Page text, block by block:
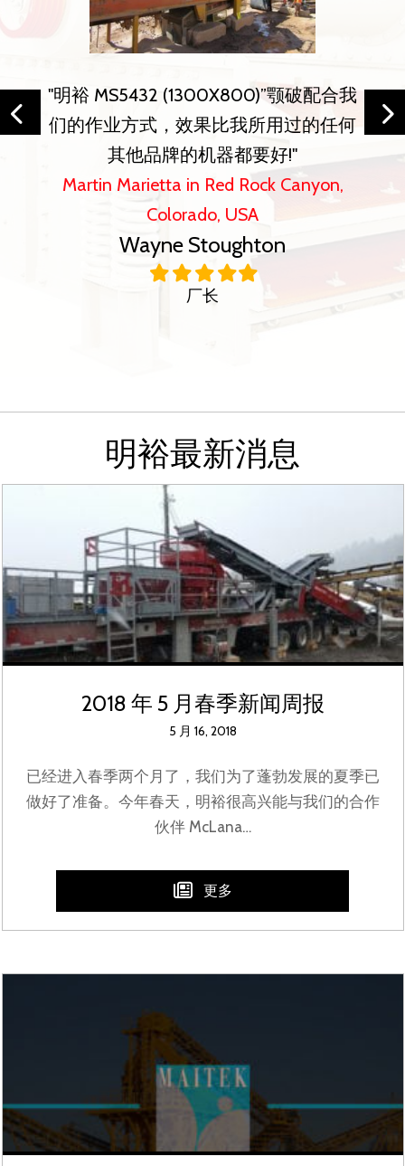
"明裕 MS5432 (1300X800)”颚破配合我
们的作业方式，效果比我所用过的任何
其他品牌的机器都要好!"
Martin Marietta in Red Rock Canyon,
Colorado, USA
Wayne Stoughton
FilledFilled
star
Filled
star
Filled
star
Filled
厂长
"每次有人寻找最好最有价值的产品时，
都会第一个想到明裕。 这是我们引以为
傲的纪录，也是我们的竞争对手所讨厌
的。 这是我信任的产品，也是我尊重的
公司。“
The Groundworx Co. / Alberta, CA
Grant Kergen
Filled FilledFilled
明裕最新消息
2018 年 5 月春季新闻周报
5 月 16, 2018
已经进入春季两个月了，我们为了蓬勃发展的夏季已
做好了准备。今年春天，明裕很高兴能与我们的合作
伙伴 McLana…
更多